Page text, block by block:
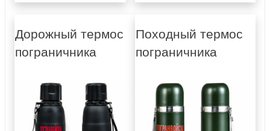
Дорожный термос
пограничника
Походный термос
пограничника